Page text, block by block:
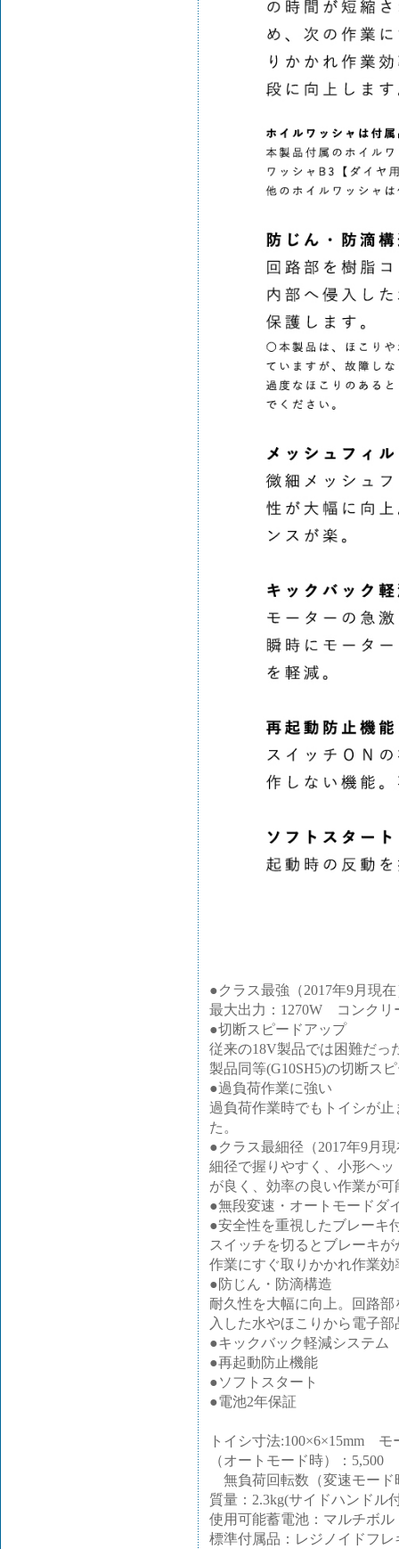
●クラス最強（2017年9月現
最大出力：1270W コンクリ
●切断スピードアップ
従来の18V製品では困難だっ
製品同等(G10SH5)の切断ス
●過負荷作業に強い
過負荷作業時でもトイシが
た。
●クラス最細径（2017年9月
細径で握りやすく、小形ヘ
が良く、効率の良い作業が可
●無段変速・オートモードダ
●安全性を重視したブレーキ
スイッチを切るとブレーキ
作業にすぐ取りかかれ作業
●防じん・防滴構造
耐久性を大幅に向上。回路
入した水やほこりから電子
●キックバック軽減システム
●再起動防止機能
●ソフトスタート
●電池2年保証
トイシ寸法:100×6×15mm
（オートモード時）：5,500
無負荷回転数（変速モー
質量：2.3kg(サイドハンドル
使用可能蓄電池：マルチボ
標準付属品：レジノイドフ